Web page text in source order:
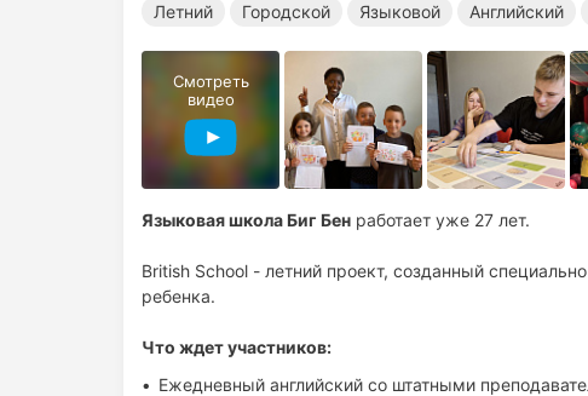
Летний Городской Языковой Английский
Языковая школа Биг Бен работает уже 27 лет.
British School - летний проект, созданный
ребенка.
Что ждет участников:
Ежедневный английский со штатными
Смотреть
видео